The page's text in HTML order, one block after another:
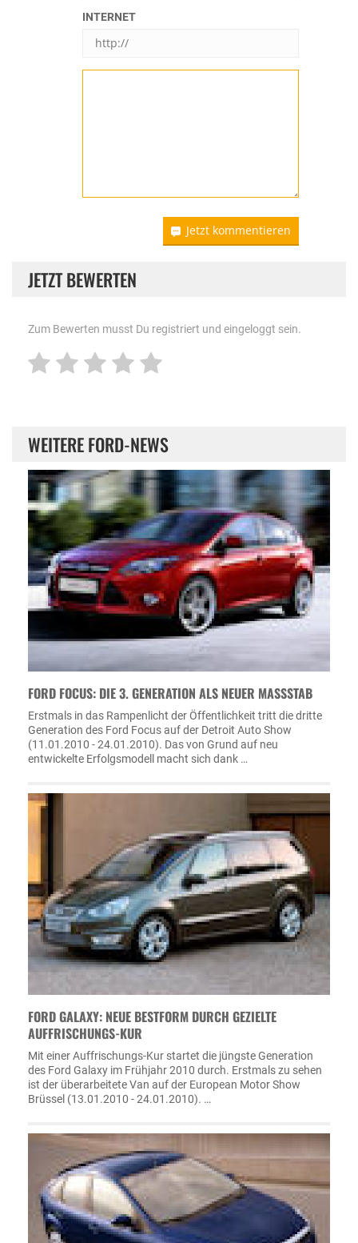
INTERNET
Jetzt kommentieren
JETZT BEWERTEN
Zum Bewerten musst Du registriert und eingeloggt sein.
WEITERE FORD-NEWS
FORD FOCUS: DIE 3. GENERATION ALS NEUER MASSSTAB
Erstmals in das Rampenlicht der Öffentlichkeit tritt die dritte
Generation des Ford Focus auf der Detroit Auto Show
(11.01.2010 - 24.01.2010). Das von Grund auf neu
entwickelte Erfolgsmodell macht sich dank …
FORD GALAXY: NEUE BESTFORM DURCH GEZIELTE
AUFFRISCHUNGS-KUR
Mit einer Auffrischungs-Kur startet die jüngste Generation
des Ford Galaxy im Frühjahr 2010 durch. Erstmals zu sehen
ist der überarbeitete Van auf der European Motor Show
Brüssel (13.01.2010 - 24.01.2010). …